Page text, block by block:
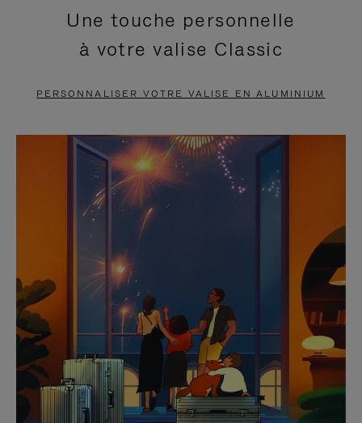
EN
PAUSE,
APPUYEZ
POUR
METTRE
PAUSE
VIDÉO
EST
DÉSACTIVÉ.
CLIQUER
POUR
RÉACTIVER
LE
SON
Une touche personnelle
à votre valise Classic
PERSONNALISER VOTRE VALISE EN ALUMINIUM